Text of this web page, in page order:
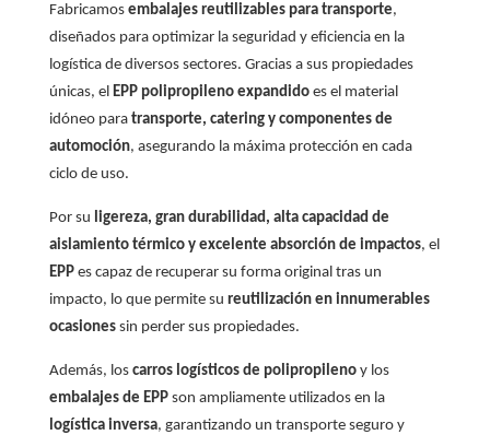
Fabricamos embalajes reutilizables para transporte,
diseñados para optimizar la seguridad y eficiencia en la
logística de diversos sectores. Gracias a sus propiedades
únicas, el EPP polipropileno expandidoes el material
idóneo para transporte, catering y componentes de
automoción, asegurando la máxima protección en cada
ciclo de uso.
Por su ligereza, gran durabilidad, alta capacidad de
aislamiento térmico y excelente absorción de impactos, el
EPPes capaz de recuperar su forma original tras un
impacto, lo que permite su reutilización en innumerables
ocasionessin perder sus propiedades.
Además, los carros logísticos de polipropilenoy los
embalajes de EPPson ampliamente utilizados en la
logística inversa, garantizando un transporte seguro y